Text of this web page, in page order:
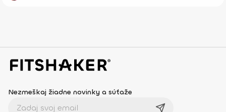
Nezmeškaj žiadne novinky a súťaže